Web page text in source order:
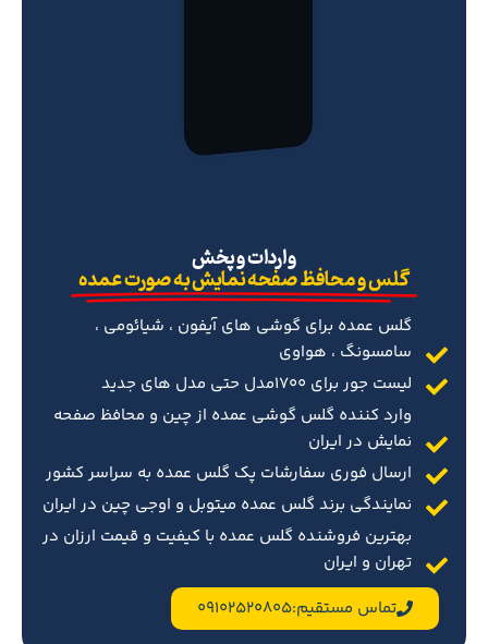
‌واردات و پخش
گلس و محافظ صفحه نمایش به صورت عمده
گلس عمده برای گوشی های آیفون ، شیائومی ،
سامسونگ ، هواوی
لیست جور برای 1700مدل حتی مدل های جدید
وارد کننده گلس گوشی عمده از چین و محافظ صفحه
نمایش در ایران
ارسال فوری سفارشات پک گلس عمده به سراسر کشور
نمایندگی برند گلس عمده میتوبل و اوجی چین در ایران
بهترین فروشنده گلس عمده با کیفیت و قیمت ارزان در
تهران و ایران
تماس مستقیم:09102520805